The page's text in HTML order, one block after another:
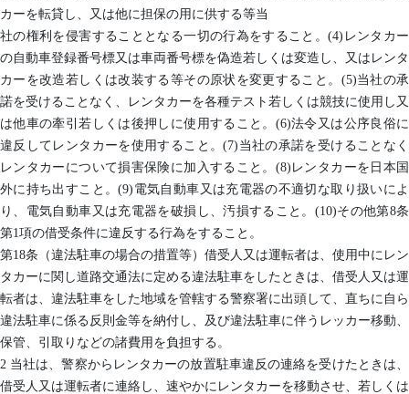
カーを転貸し、又は他に担保の用に供する等当
社の権利を侵害することとなる一切の行為をすること。(4)レンタカー
の自動車登録番号標又は車両番号標を偽造若しくは変造し、又はレンタ
カーを改造若しくは改装する等その原状を変更すること。(5)当社の承
諾を受けることなく、レンタカーを各種テスト若しくは競技に使用し又
は他車の牽引若しくは後押しに使用すること。(6)法令又は公序良俗に
違反してレンタカーを使用すること。(7)当社の承諾を受けることなく
レンタカーについて損害保険に加入すること。(8)レンタカーを日本国
外に持ち出すこと。(9)電気自動車又は充電器の不適切な取り扱いによ
り、電気自動車又は充電器を破損し、汚損すること。(10)その他第8条
第1項の借受条件に違反する行為をすること。
第18条（違法駐車の場合の措置等）借受人又は運転者は、使用中にレン
タカーに関し道路交通法に定める違法駐車をしたときは、借受人又は運
転者は、違法駐車をした地域を管轄する警察署に出頭して、直ちに自ら
違法駐車に係る反則金等を納付し、及び違法駐車に伴うレッカー移動、
保管、引取りなどの諸費用を負担する。
2 当社は、警察からレンタカーの放置駐車違反の連絡を受けたときは、
借受人又は運転者に連絡し、速やかにレンタカーを移動させ、若しくは